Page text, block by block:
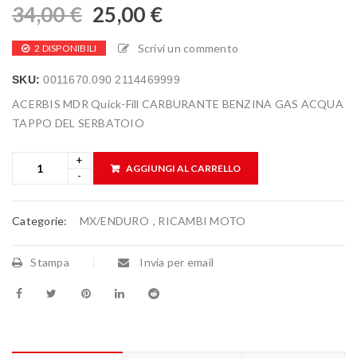
34,00€ 25,00 €
2 DISPONIBILI Scrivi un commento
SKU:0011670.090 2114469999
ACERBIS MDR Quick-Fill CARBURANTE BENZINA GAS ACQUA
TAPPO DEL SERBATOIO
AGGIUNGI AL CARRELLO
Categorie: MX/ENDURO , RICAMBI MOTO
Stampa Invia per email